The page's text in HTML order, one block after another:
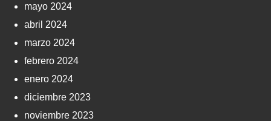
mayo 2024
abril 2024
marzo 2024
febrero 2024
enero 2024
diciembre 2023
noviembre 2023